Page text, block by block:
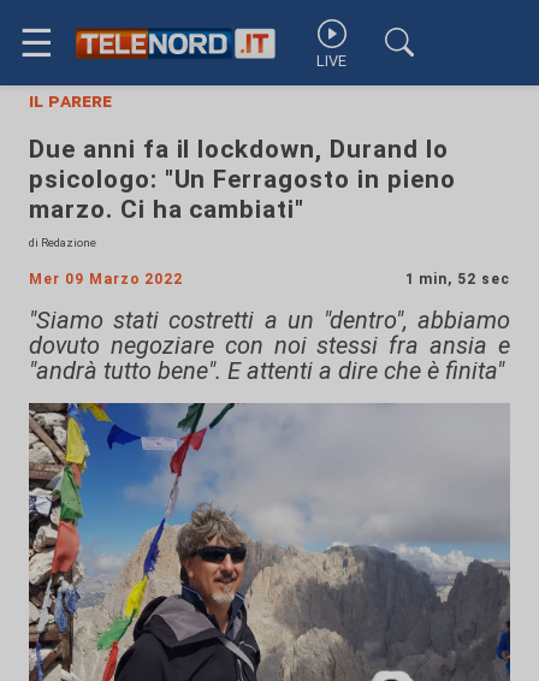
☰ LIVE
il parere
Due anni fa il lockdown, Durand lo
psicologo: "Un Ferragosto in pieno
marzo. Ci ha cambiati"
di Redazione
Mer 09 Marzo 2022 1 min, 52 sec
"Siamo stati costretti a un "dentro", abbiamo
dovuto negoziare con noi stessi fra ansia e
"andrà tutto bene". E attenti a dire che è finita"